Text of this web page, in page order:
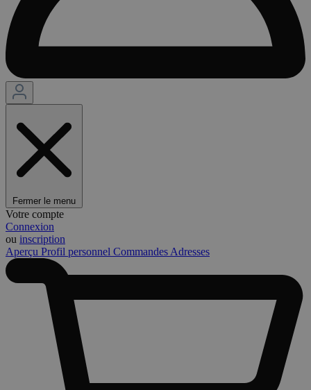
Fermer le menu
Votre compte
Connexion
ou inscription
Aperçu Profil personnel Commandes Adresses